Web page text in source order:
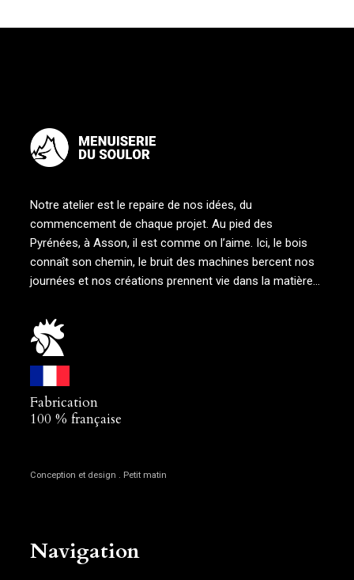
Notre atelier est le repaire de nos idées, du
commencement de chaque projet. Au pied des
Pyrénées, à Asson, il est comme on l’aime. Ici, le bois
connaît son chemin, le bruit des machines bercent nos
journées et nos créations prennent vie dans la matière…
Fabrication
100 % française
Conception et design . Petit matin
Navigation